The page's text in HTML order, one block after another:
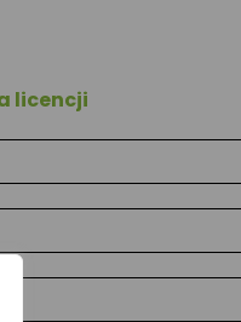
licencji